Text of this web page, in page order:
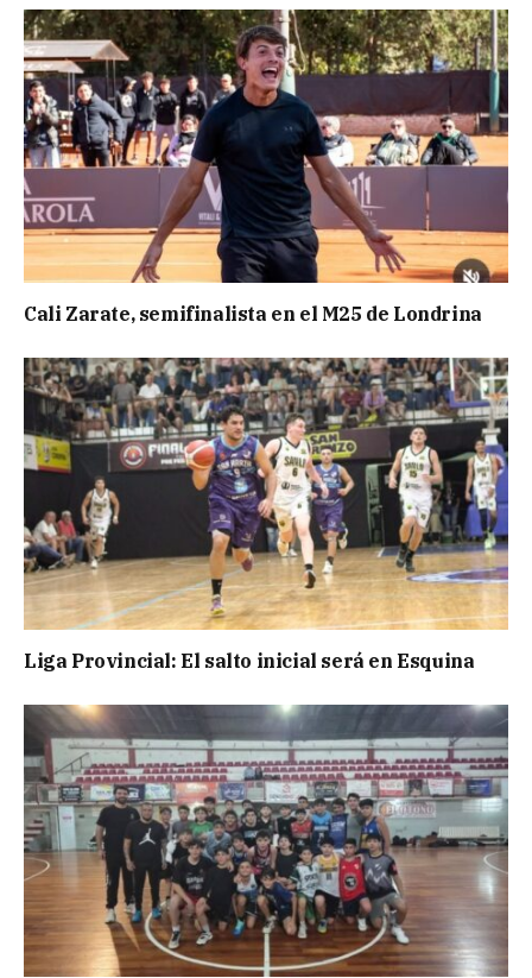
Cali Zarate, semifinalista en el M25 de Londrina
Liga Provincial: El salto inicial será en Esquina